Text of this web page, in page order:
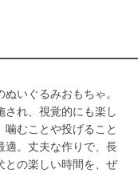
いぐるみおもちゃ。
され、視覚的にも楽し
むことや投げること
適。丈夫な作りで、長
との楽しい時間を、ぜ